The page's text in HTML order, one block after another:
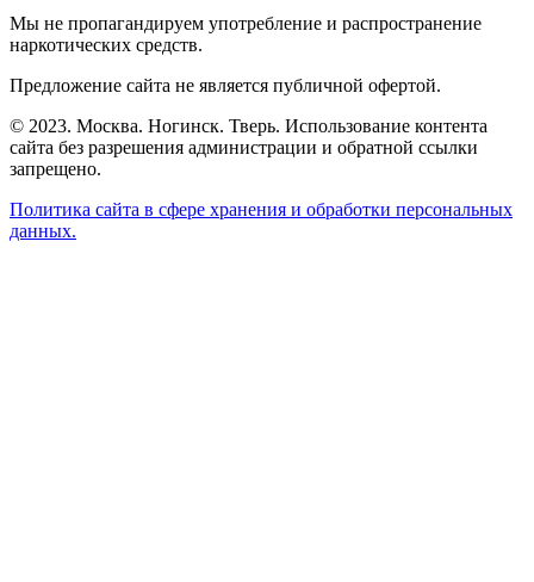
Мы не пропагандируем употребление и распространение
наркотических средств.
Предложение сайта не является публичной офертой.
© 2023. Москва. Ногинск. Тверь. Использование контента
сайта без разрешения администрации и обратной ссылки
запрещено.
Политика сайта в сфере хранения и обработки персональных
данных.